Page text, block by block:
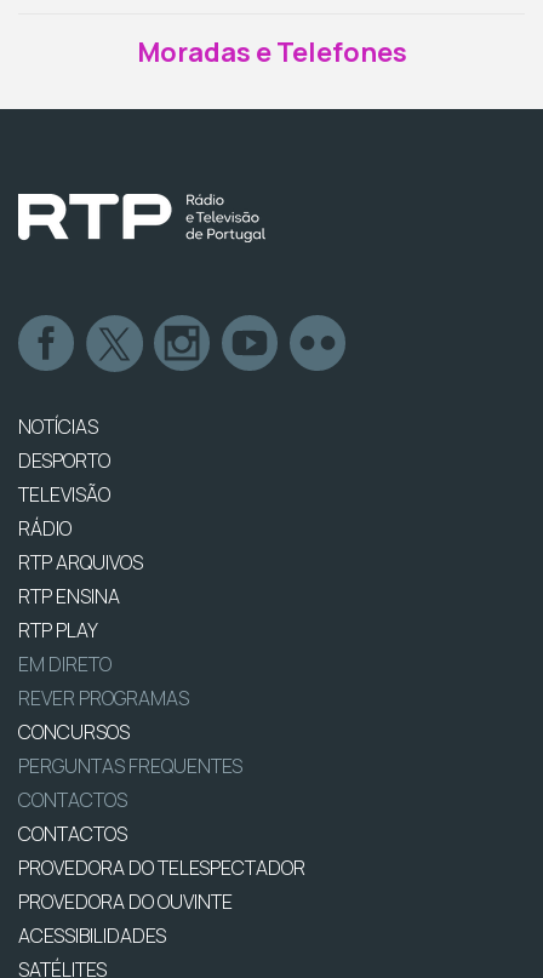
Moradas e Telefones
NOTÍCIAS
DESPORTO
TELEVISÃO
RÁDIO
RTP ARQUIVOS
RTP ENSINA
RTP PLAY
EM DIRETO
REVER PROGRAMAS
CONCURSOS
PERGUNTAS FREQUENTES
CONTACTOS
CONTACTOS
PROVEDORA DO TELESPECTADOR
PROVEDORA DO OUVINTE
ACESSIBILIDADES
SATÉLITES